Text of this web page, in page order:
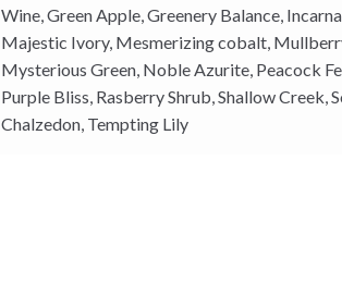
Wine, Green Apple, Greenery Balance,
Majestic Ivory, Mesmerizing cobalt,
Mysterious Green, Noble Azurite, Peacock
Purple Bliss, Rasberry Shrub, Shallow Creek,
Chalzedon, Tempting Lily